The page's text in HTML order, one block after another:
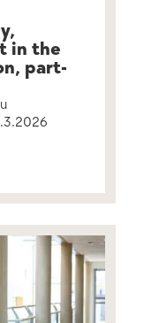
in the
part-